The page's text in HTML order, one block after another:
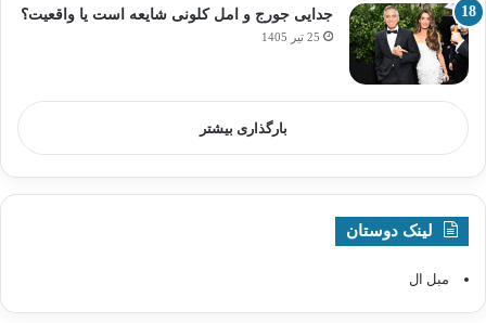
جدایی جورج و امل کلونی شایعه است یا واقعیت؟
25 تیر 1405
بارگذاری بیشتر
لینک دوستان
مبل ال